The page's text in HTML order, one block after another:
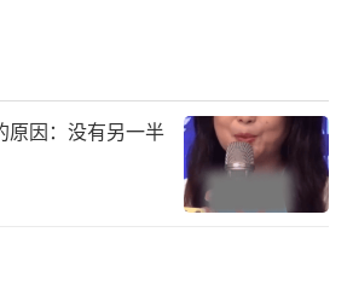
几分薄田到如今200多亩地，
到流水线加工，郝金一家参
杞产业的升级与发展。本周
原因：没有另一半